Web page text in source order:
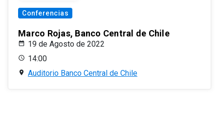
Conferencias
Marco Rojas, Banco Central de Chile
19 de Agosto de 2022
14:00
Auditorio Banco Central de Chile